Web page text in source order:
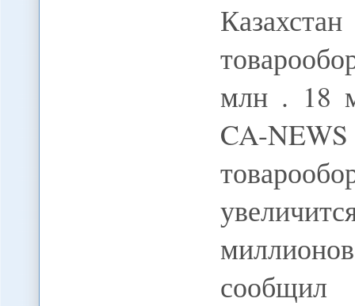
млн . 18
CA-NEWS